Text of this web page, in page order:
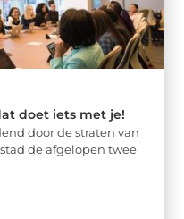
doet iets met je!
door de straten van
de afgelopen twee